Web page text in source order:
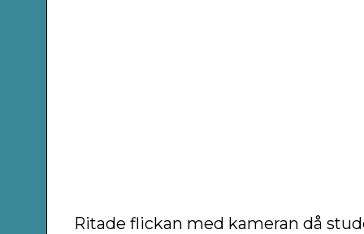
Ritade flickan med kameran då